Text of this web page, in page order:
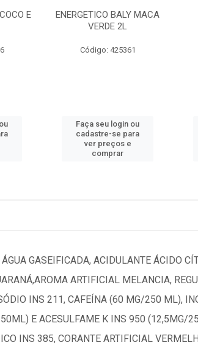
E
ENERGETICO BALY MACA
VERDE 2L
Código: 425361
Faça seu login ou
cadastre-se para
ver preços e
comprar
ÁGUA GASEIFICADA, ACIDULANTE ÁCIDO
ARTIFICIAL MELANCIA,
INS 211, CAFEÍNA (60 MG/250 ML),
E ACESULFAME K INS 950 (12,5MG/
INS 385, CORANTE ARTIFICIAL